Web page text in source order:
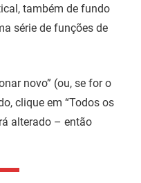
também de fundo
série de funções de
novo” (ou, se for o
clique em “Todos os
alterado – então